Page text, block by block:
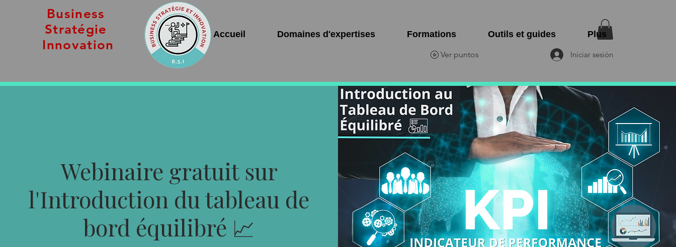
Business
Stratégie
Innovation
Iniciar sesión
Ver puntos
Accueil Domaines d'expertises Formations Outils et guides Plus
Webinaire gratuit sur
l'Introduction du tableau de
bord équilibré 📈